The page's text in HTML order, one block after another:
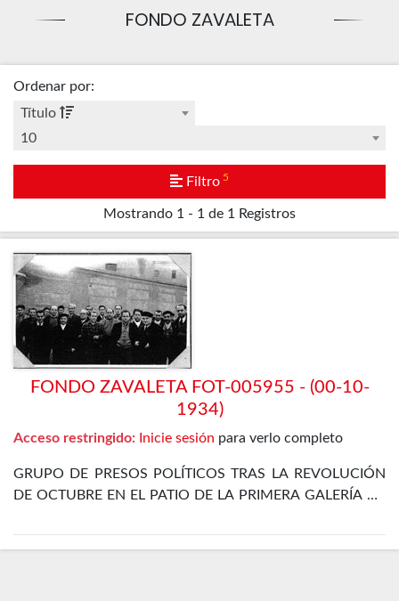
FONDO ZAVALETA
Mostrando 1 - 1 de 1 Registros
Ordenar por:
Título
10
Filtro 5
FONDO ZAVALETA FOT-005955 - (00-10-
1934)
Acceso restringido: Inicie sesión para verlo completo
GRUPO DE PRESOS POLÍTICOS TRAS LA REVOLUCIÓN
DE OCTUBRE EN EL PATIO DE LA PRIMERA GALERÍA DE
ENCUENTRA EL PROPIO ZAVALETA, ENRIQUE DE